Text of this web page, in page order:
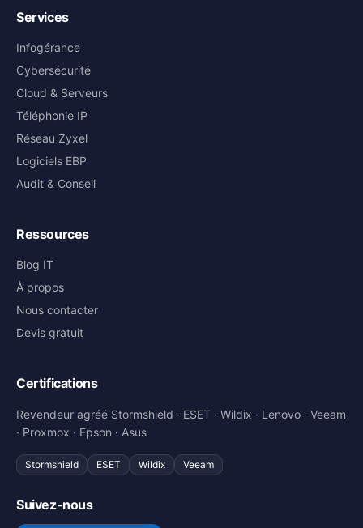
Services
Infogérance
Cybersécurité
Cloud & Serveurs
Téléphonie IP
Réseau Zyxel
Logiciels EBP
Audit & Conseil
Ressources
Blog IT
À propos
Nous contacter
Devis gratuit
Certifications
Revendeur agréé Stormshield · ESET · Wildix · Lenovo · Veeam
· Proxmox · Epson · Asus
Stormshield ESET Wildix Veeam
Suivez-nous